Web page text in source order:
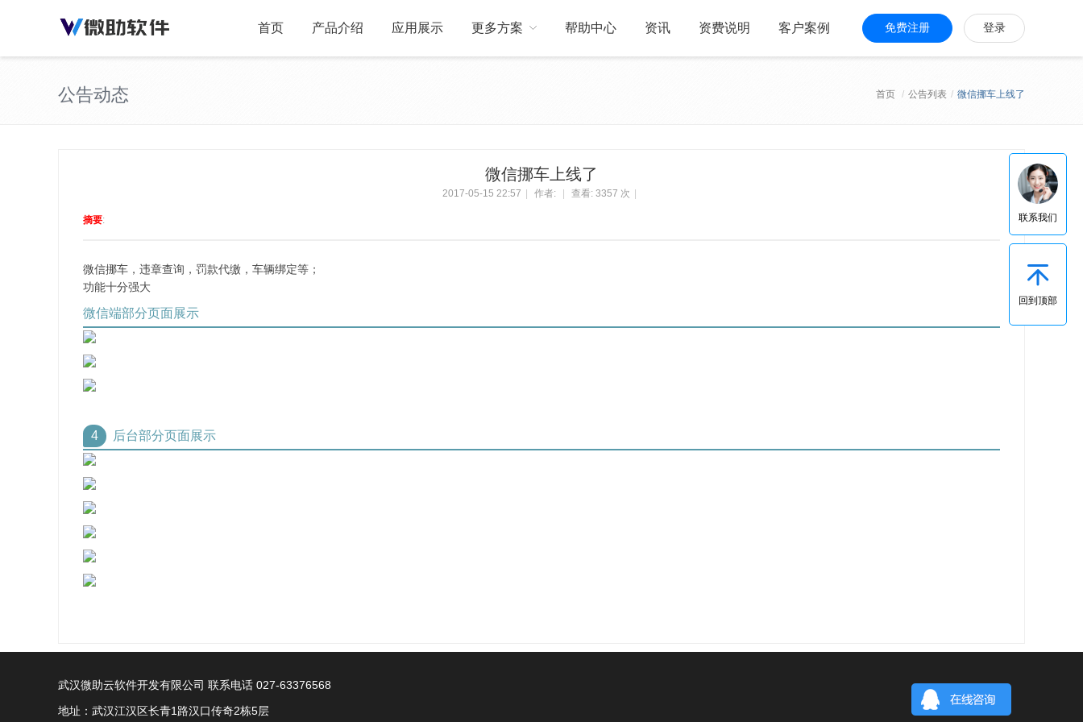
首页 产品介绍 应用展示 更多方案 帮助中心 资讯 资费说明 客户案例 免费注册 登录
公告动态 首页 / 公告列表 / 微信挪车上线了
微信挪车上线了
2017-05-15 22:57 作者: 查看: 3357 次
摘要:
微信挪车，违章查询，罚款代缴，车辆绑定等；
功能十分强大
微信端部分页面展示
4 后台部分页面展示
武汉微助云软件开发有限公司 联系电话 027-63376568
地址：武汉江汉区长青1路汉口传奇2栋5层
联系我们
回到顶部